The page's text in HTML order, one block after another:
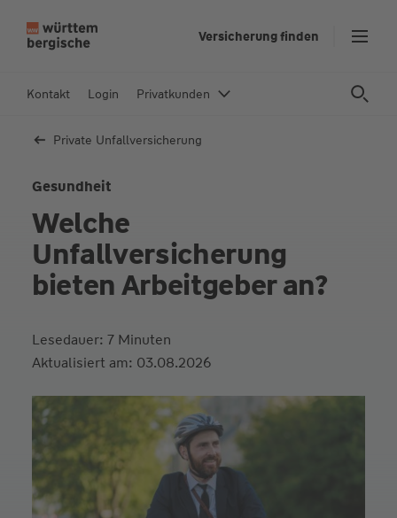
In
Versicherung finden
Kontakt Login Privatkunden
Private Unfall­versicherung
Gesundheit
Welche
Unfallversicherung
bieten Arbeitgeber an?
Lesedauer: 7 Minuten
Aktualisiert am: 03.08.2026